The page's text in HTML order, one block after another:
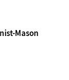
Mason